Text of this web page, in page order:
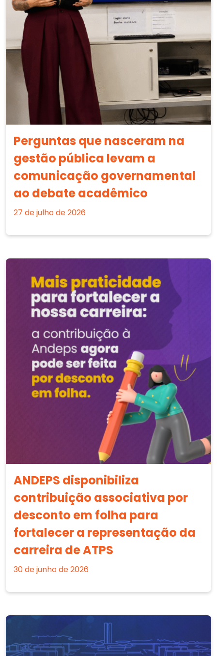
Perguntas que nasceram na
gestão pública levam a
comunicação governamental
ao debate acadêmico
27 de julho de 2026
ANDEPS disponibiliza
contribuição associativa por
desconto em folha para
fortalecer a representação da
carreira de ATPS
30 de junho de 2026